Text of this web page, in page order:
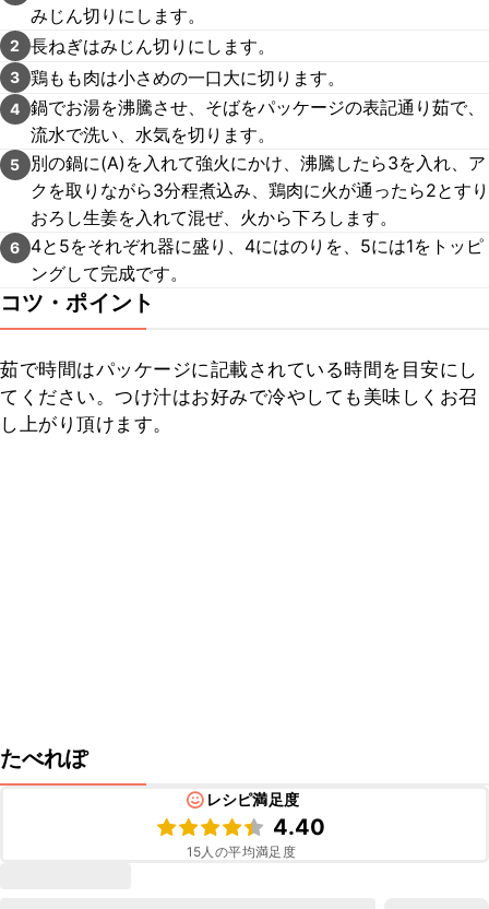
みじん切りにします。
2 長ねぎはみじん切りにします。
3 鶏もも肉は小さめの一口大に切ります。
4 鍋でお湯を沸騰させ、そばをパッケージの表記通り茹で、
流水で洗い、水気を切ります。
5
別の鍋に(A)を入れて強火にかけ、沸騰したら3を入れ、ア
クを取りながら3分程煮込み、鶏肉に火が通ったら2とすり
おろし生姜を入れて混ぜ、火から下ろします。
6
4と5をそれぞれ器に盛り、4にはのりを、5には1をトッピ
ングして完成です。
コツ・ポイント
茹で時間はパッケージに記載されている時間を目安にし
てください。つけ汁はお好みで冷やしても美味しくお召
し上がり頂けます。
たべれぽ
レシピ満足度
4.40
15人の平均満足度